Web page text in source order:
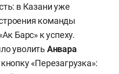
в Казани уже
команды
Барс» к успеху.
уволить Анвара
«Перезагрузка»: